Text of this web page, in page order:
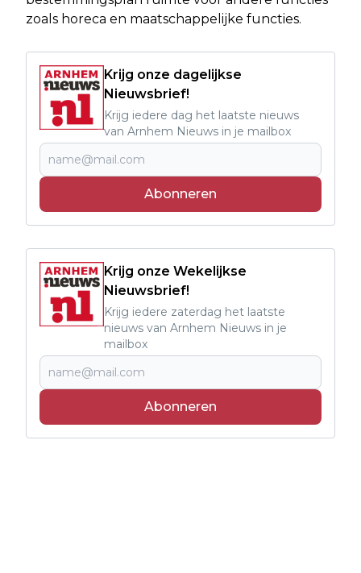
zoals horeca en maatschappelijke functies.
Krijg onze dagelijkse
Nieuwsbrief!
Krijg iedere dag het laatste nieuws
van Arnhem Nieuws in je mailbox
Abonneren
Krijg onze Wekelijkse
Nieuwsbrief!
Krijg iedere zaterdag het laatste
nieuws van Arnhem Nieuws in je
mailbox
Abonneren